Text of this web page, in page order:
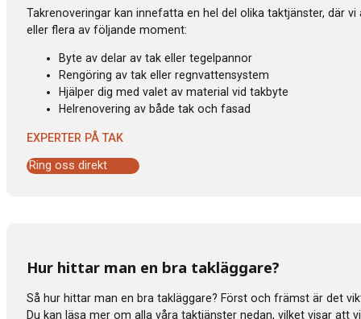
Takrenoveringar kan innefatta en hel del olika taktjänster, där
eller flera av följande moment:
Byte av delar av tak eller tegelpannor
Rengöring av tak eller regnvattensystem
Hjälper dig med valet av material vid takbyte
Helrenovering av både tak och fasad
EXPERTER PÅ TAK
Ring oss direkt
Hur hittar man en bra takläggare?
Så hur hittar man en bra takläggare? Först och främst är det
Du kan läsa mer om alla våra taktjänster nedan, vilket visar